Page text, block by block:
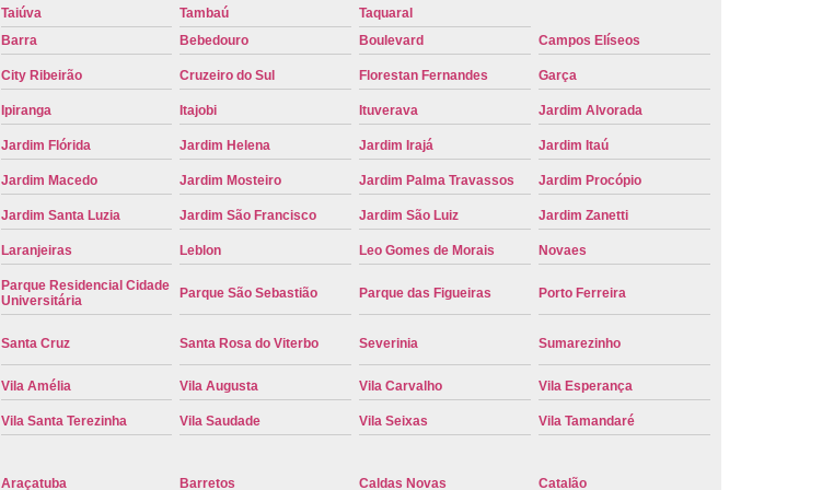
Placa de Carro Cinza
Placa de Carro Oficial
Placa de um Carro
Placa de Identificação Veicular
Placa Veicular
Placa Veicular Amarela
Placa Veicular Azul
Placa Veicular Cinza
Placa Veicular Cravinhos
Placa Veicular Mercosul
Placa Veicular Nova
Placa Veicular Preta
Placa Veicular Ribeirão Preto
Placa Veicular Verde
Placa Veicular Vermelha
Reforma de Placa Automotiva
Reforma de Placa Automotiva Cravinhos
Reforma de Placa Veicular
Reforma Placa Automotiva
Reforma Placa Carro
Reforma Placa Veicular
Reformar Placa de Veículo
Serviço de Reforma de Placa Automotiva
Serviço de Reforma de Placa Veicular
Taiúva Tambaú
Taquaral
Barra Bebedouro Boulevard Campos Elíseos
City Ribeirão Cruzeiro do Sul Florestan Fernandes Garça
Ipiranga Itajobi Ituverava Jardim Alvorada
Jardim Flórida Jardim Helena Jardim Irajá Jardim Itaú
Jardim Macedo Jardim Mosteiro Jardim Palma Travassos Jardim Procópio
Jardim Santa Luzia Jardim São Francisco Jardim São Luiz Jardim Zanetti
Laranjeiras Leblon Leo Gomes de Morais Novaes
Parque Residencial Cidade
Universitária
Parque São Sebastião Parque das Figueiras Porto Ferreira
Santa Cruz Santa Rosa do Viterbo Severinia Sumarezinho
Vila Amélia Vila Augusta Vila Carvalho Vila Esperança
Vila Santa Terezinha Vila Saudade Vila Seixas Vila Tamandaré
Araçatuba Barretos Caldas Novas Catalão